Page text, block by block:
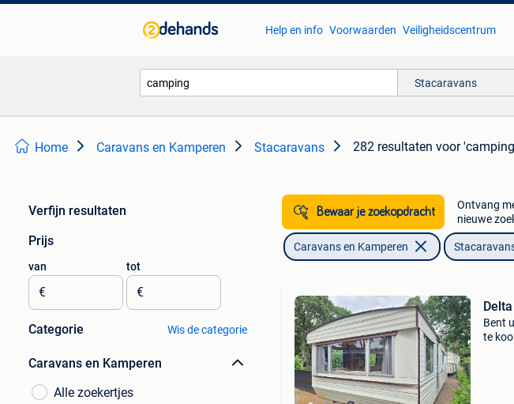
Help en info Voorwaarden Veiligheidscentrum
Stacaravans
Home Caravans en Kamperen Stacaravans 282 resultaten voor
Verfijn resultaten
Prijs
van
€
tot
€
Categorie Wis de categorie
Caravans en Kamperen
Alle zoekertjes
Bewaar je zoekopdracht
Ontvang
nieuwe
Caravans en Kamperen
Bent
te